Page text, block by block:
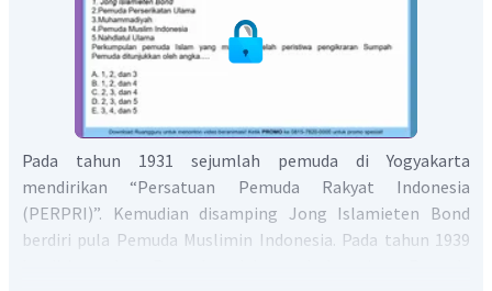
Pada tahun 1931 sejumlah pemuda di Yogyakarta
mendirikan “Persatuan Pemuda Rakyat Indonesia
(PERPRI)”. Kemudian disamping Jong Islamieten Bond
berdiri pula Pemuda Muslimin Indonesia. Pada tahun 1939